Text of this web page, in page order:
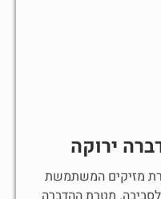
ירוקה
מזיקים המשתמשת